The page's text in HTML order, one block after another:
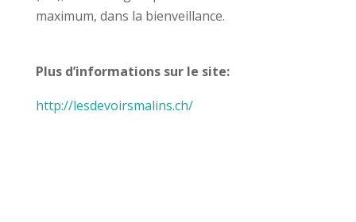
maximum, dans la bienveillance.
Plus d’informations sur le site:
http://lesdevoirsmalins.ch/